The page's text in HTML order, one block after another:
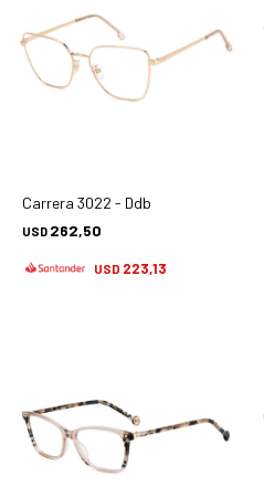
Carrera 3022 - Ddb
USD 262,50
USD 223,13